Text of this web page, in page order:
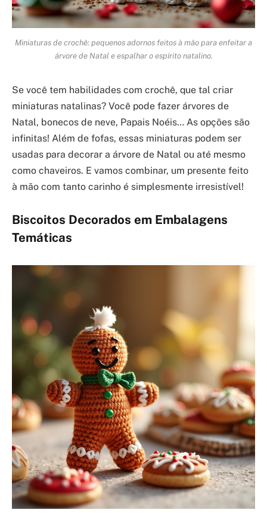
Miniaturas de crochê: pequenos adornos feitos à mão para enfeitar a
árvore de Natal e espalhar o espírito natalino.
Se você tem habilidades com crochê, que tal criar
miniaturas natalinas? Você pode fazer árvores de
Natal, bonecos de neve, Papais Noéis… As opções são
infinitas! Além de fofas, essas miniaturas podem ser
usadas para decorar a árvore de Natal ou até mesmo
como chaveiros. E vamos combinar, um presente feito
à mão com tanto carinho é simplesmente irresistível!
Biscoitos Decorados em Embalagens
Temáticas